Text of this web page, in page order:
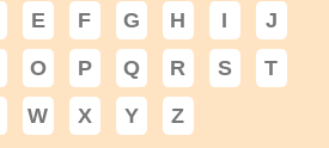
E F G H I
J
O P Q R S
T
W X Y Z